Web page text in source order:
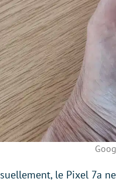
le Pixel 7a